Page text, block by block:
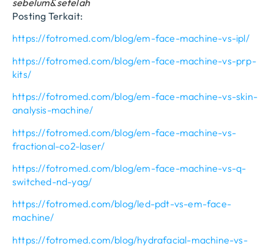
sebelum&setelah
Posting Terkait:
https://fotromed.com/blog/em-face-machine-vs-ipl/
https://fotromed.com/blog/em-face-machine-vs-prp-
kits/
https://fotromed.com/blog/em-face-machine-vs-skin-
analysis-machine/
https://fotromed.com/blog/em-face-machine-vs-
fractional-co2-laser/
https://fotromed.com/blog/em-face-machine-vs-q-
switched-nd-yag/
https://fotromed.com/blog/led-pdt-vs-em-face-
machine/
https://fotromed.com/blog/hydrafacial-machine-vs-